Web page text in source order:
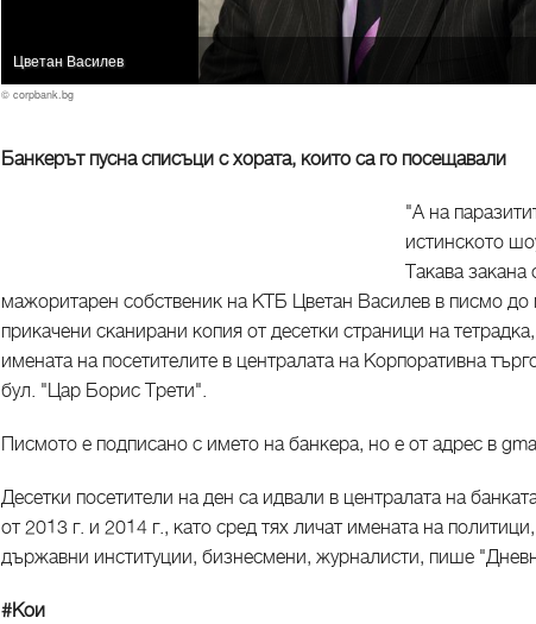
Цветан Василев
© corpbank.bg
Банкерът пусна списъци с хората, които са го посещавали
"А на
истинското
Такава
мажоритарен собственик на КТБ Цветан Василев в писмо
прикачени сканирани копия от десетки страници на
имената на посетителите в централата на Корпоративна
бул. "Цар Борис Трети".
Писмото е подписано с името на банкера, но е от адрес в
Десетки посетители на ден са идвали в централата на
от 2013 г. и 2014 г., като сред тях личат имената на
държавни институции, бизнесмени, журналисти, пише
#Кои